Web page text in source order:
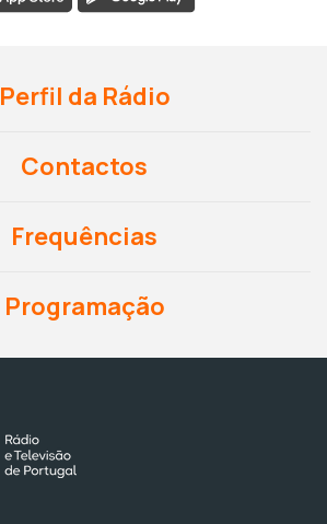
Perfil da Rádio
Contactos
Frequências
Programação